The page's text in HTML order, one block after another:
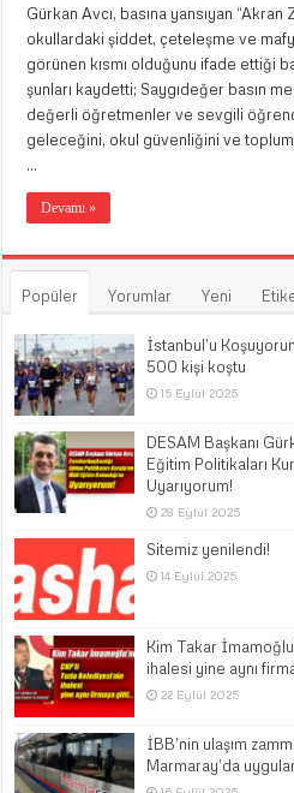
Gürkan Avcı, basına yansıyan “Akran
okullardaki şiddet, çeteleşme ve
görünen kısmı olduğunu ifade ettiği
şunları kaydetti; Saygıdeğer basın
değerli öğretmenler ve sevgili
geleceğini, okul güvenliğini ve
…
Devamı »
Popüler Yorumlar Yeni
İstanbul’u
500 kişi koştu
15 Eylül 2025
DESAM Başkanı
Eğitim Politikaları
Uyarıyorum!
28 Eylül 2025
Sitemiz yenilendi!
14 Eylül 2025
Kim Takar
ihalesi yine aynı
22 Eylül 2025
İBB’nin ulaşım
Marmaray’da